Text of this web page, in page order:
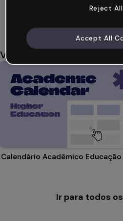
Você também pode gostar
Ir para todos
Reject All
Accept All